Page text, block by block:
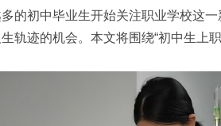
的初中毕业生开始关注职业学校这
轨迹的机会。本文将围绕“初中生上